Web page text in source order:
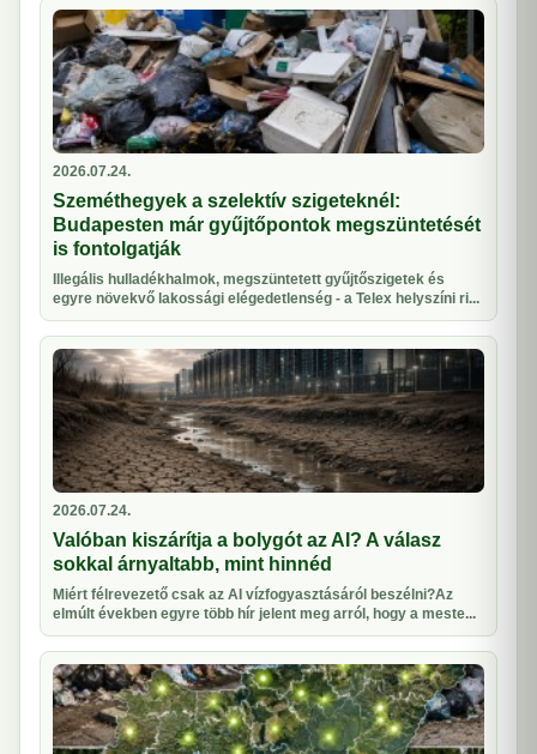
2026.07.24.
Szeméthegyek a szelektív szigeteknél:
Budapesten már gyűjtőpontok megszüntetését
is fontolgatják
Illegális hulladékhalmok, megszüntetett gyűjtőszigetek és
egyre növekvő lakossági elégedetlenség - a Telex helyszíni ri...
2026.07.24.
Valóban kiszárítja a bolygót az AI? A válasz
sokkal árnyaltabb, mint hinnéd
Miért félrevezető csak az AI vízfogyasztásáról beszélni?Az
elmúlt években egyre több hír jelent meg arról, hogy a meste...